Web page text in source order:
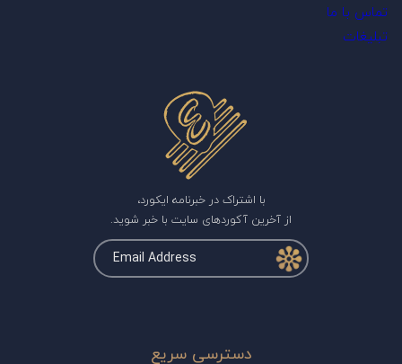
تماس با ما
تبلیغات
با اشتراک در خبرنامه ایکورد،
از آخرین آکوردهای سایت با خبر شوید.
دسترسی سریع